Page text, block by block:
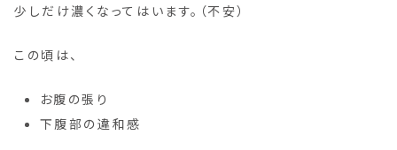
少しだけ濃くなってはいます。（不安）
この頃は、
お腹の張り
下腹部の違和感